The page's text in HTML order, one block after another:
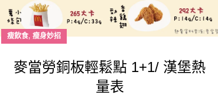
瘦飲食,瘦身妙招
麥當勞銅板輕鬆點 1+1/ 漢堡熱
量表